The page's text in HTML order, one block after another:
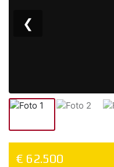
❮
€ 62.500